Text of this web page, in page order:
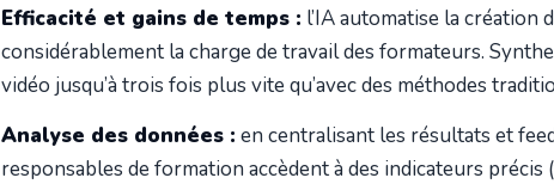
Efficacité et gains de temps : l’IA automatise la création
considérablement la charge de travail des formateurs.
vidéo jusqu’à trois fois plus vite qu’avec des méthodes
Analyse des données : en centralisant les résultats et
responsables de formation accèdent à des indicateurs